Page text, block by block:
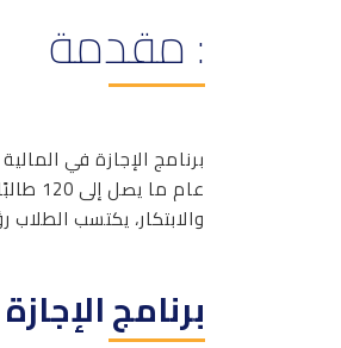
: مقدمة
عام
والابتكار، يكتسب
برنامج